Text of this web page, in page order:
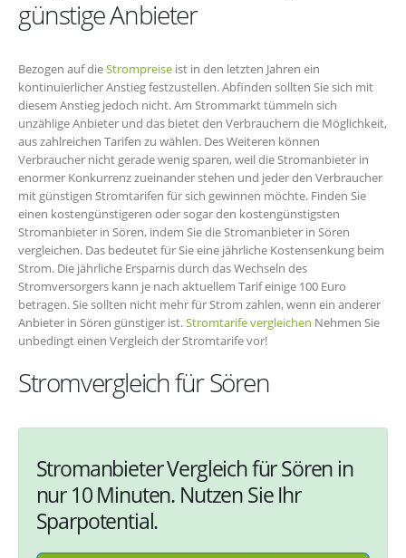
günstige Anbieter
Bezogen auf dieStrompreise ist in den letzten Jahren ein
kontinuierlicher Anstieg festzustellen. Abfinden sollten Sie sich mit
diesem Anstieg jedoch nicht. Am Strommarkt tümmeln sich
unzählige Anbieter und das bietet den Verbrauchern die Möglichkeit,
aus zahlreichen Tarifen zu wählen. Des Weiteren können
Verbraucher nicht gerade wenig sparen, weil die Stromanbieter in
enormer Konkurrenz zueinander stehen und jeder den Verbraucher
mit günstigen Stromtarifen für sich gewinnen möchte. Finden Sie
einen kostengünstigeren oder sogar den kostengünstigsten
Stromanbieter in Sören, indem Sie die Stromanbieter in Sören
vergleichen. Das bedeutet für Sie eine jährliche Kostensenkung beim
Strom. Die jährliche Ersparnis durch das Wechseln des
Stromversorgers kann je nach aktuellem Tarif einige 100 Euro
betragen. Sie sollten nicht mehr für Strom zahlen, wenn ein anderer
Anbieter in Sören günstiger ist.Stromtarife vergleichen Nehmen Sie
unbedingt einen Vergleich der Stromtarife vor!
Stromvergleich für Sören
Stromanbieter Vergleich für Sören in
nur 10 Minuten. Nutzen Sie Ihr
Sparpotential.